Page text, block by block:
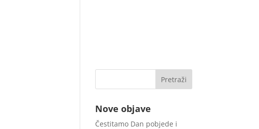
Nove objave
Čestitamo Dan pobjede i